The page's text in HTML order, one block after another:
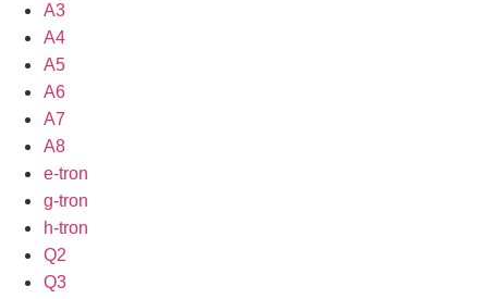
A3
A4
A5
A6
A7
A8
e-tron
g-tron
h-tron
Q2
Q3